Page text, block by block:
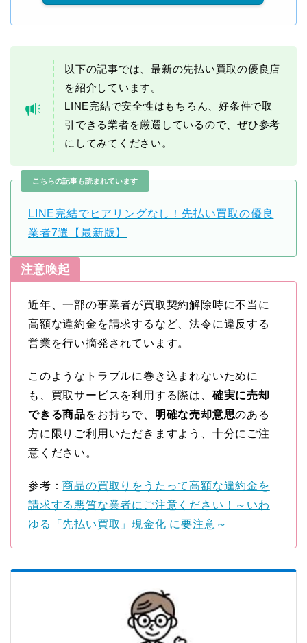
以下の記事では、最新の先払い買取の優良店
を紹介しています。
LINE完結で安全性はもちろん、好条件で取
引できる業者を厳選しているので、ぜひ参考
にしてみてください。
こちらの記事も読まれています
LINE完結でヒアリングなし！先払い買取の優良
業者7選【最新版】
注意喚起
近年、一部の事業者が買取契約解除時に不当に
高額な違約金を請求するなど、法令に違反する
営業を行い摘発されています。
このようなトラブルに巻き込まれないために
も、買取サービスを利用する際は、 確実に売却
できる商品をお持ちで、 明確な売却意思のある
方に限りご利用いただきますよう、十分にご注
意ください。
参考：商品の買取りをうたって高額な違約金を
請求する悪質な業者にご注意ください！～いわ
ゆる「先払い買取」現金化 に要注意～